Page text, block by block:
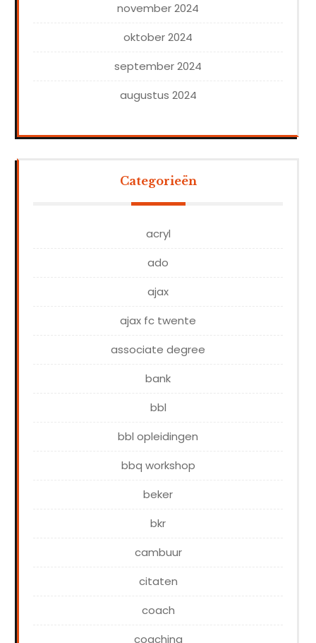
november 2024
oktober 2024
september 2024
augustus 2024
Categorieën
acryl
ado
ajax
ajax fc twente
associate degree
bank
bbl
bbl opleidingen
bbq workshop
beker
bkr
cambuur
citaten
coach
coaching